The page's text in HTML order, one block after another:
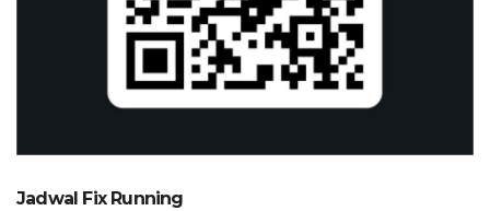
Jadwal Fix Running